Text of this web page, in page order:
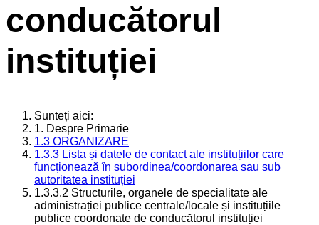
conducătorul
instituției
Sunteți aici:
1. Despre Primarie
1.3 ORGANIZARE
1.3.3 Lista și datele de contact ale instituțiilor care
funcționează în subordinea/coordonarea sau sub
autoritatea instituției
1.3.3.2 Structurile, organele de specialitate ale
administrației publice centrale/locale și instituțiile
publice coordonate de conducătorul instituției